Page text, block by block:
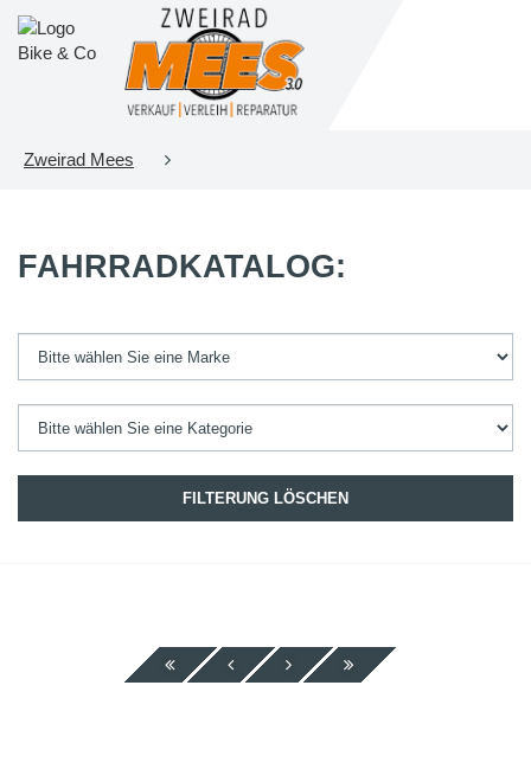
Zweirad Mees
FAHRRADKATALOG:
FILTERUNG LÖSCHEN